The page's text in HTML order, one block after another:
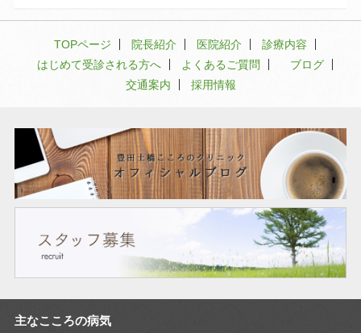
TOPページ 院長紹介 医院紹介
診療内容
はじめて受診される方へ
よくあるご質問
ブログ
交通案内
採用情報
主なこころの病気